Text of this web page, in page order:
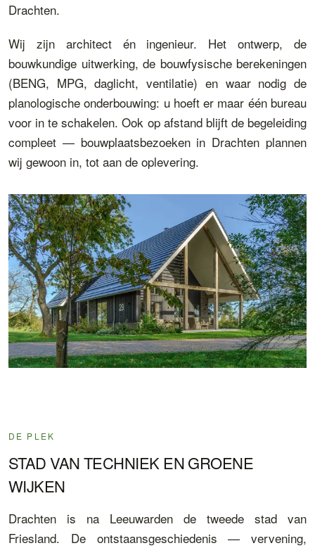
Drachten.
Wij zijn architect én ingenieur. Het ontwerp, de
bouwkundige uitwerking, de bouwfysische berekeningen
(BENG, MPG, daglicht, ventilatie) en waar nodig de
planologische onderbouwing: u hoeft er maar één bureau
voor in te schakelen. Ook op afstand blijft de begeleiding
compleet — bouwplaatsbezoeken in Drachten plannen
wij gewoon in, tot aan de oplevering.
DE PLEK
STAD VAN TECHNIEK EN GROENE
WIJKEN
Drachten is na Leeuwarden de tweede stad van
Friesland. De ontstaansgeschiedenis — vervening,